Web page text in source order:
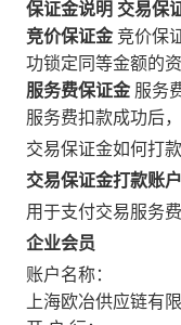
保证金说明 交易保
竞价保证金 竞价保
功锁定同等金额的
服务费保证金 服务
服务费扣款成功后
交易保证金如何打
交易保证金打款账户
用于支付交易服务
企业会员
账户名称：
上海欧冶供应链有